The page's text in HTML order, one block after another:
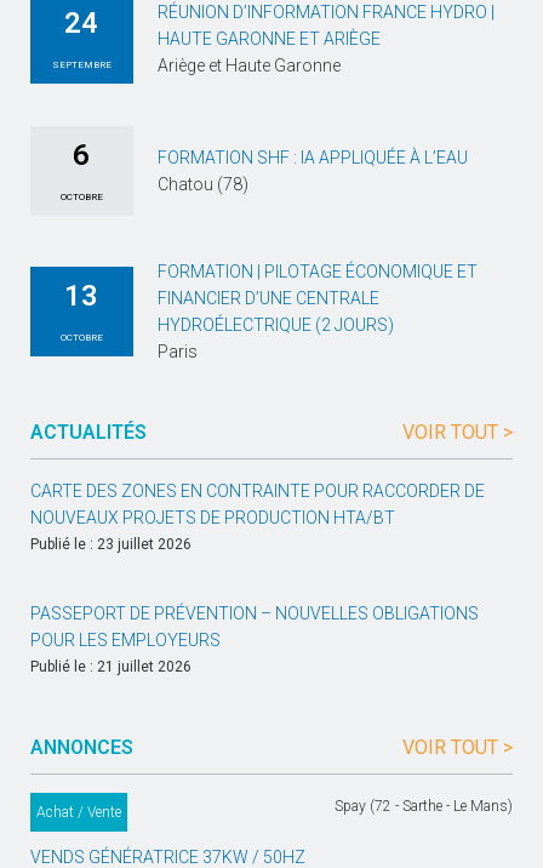
24
SEPTEMBRE
RÉUNION D’INFORMATION FRANCE HYDRO |
HAUTE GARONNE ET ARIÈGE
Ariège et Haute Garonne
6
OCTOBRE
FORMATION SHF : IA APPLIQUÉE À L’EAU
Chatou (78)
13
OCTOBRE
FORMATION | PILOTAGE ÉCONOMIQUE ET
FINANCIER D’UNE CENTRALE
HYDROÉLECTRIQUE (2 JOURS)
Paris
ACTUALITÉS VOIR TOUT >
CARTE DES ZONES EN CONTRAINTE POUR RACCORDER DE
NOUVEAUX PROJETS DE PRODUCTION HTA/BT
Publié le : 23 juillet 2026
PASSEPORT DE PRÉVENTION – NOUVELLES OBLIGATIONS
POUR LES EMPLOYEURS
Publié le : 21 juillet 2026
ANNONCES VOIR TOUT >
Achat / Vente Spay (72 - Sarthe - Le Mans)
VENDS GÉNÉRATRICE 37KW / 50HZ